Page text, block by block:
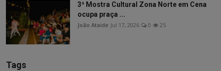
3ª Mostra Cultural Zona Norte em Cena
ocupa praça ...
João Ataide Jul 17, 2026 0 25
Tags